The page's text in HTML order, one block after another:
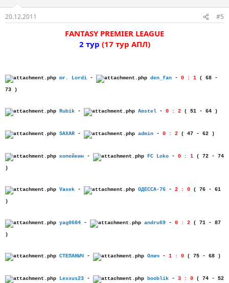
20.12.2011 #5
FANTASY PREMIER LEAGUE
2 тур (17 тур АПЛ)
mr. Lordi - den_fan - 0 : 1 ( 68 -
73 )
Rubik - Amstel - 0 : 2 ( 51 - 64 )
SAXAR - admin - 0 : 2 ( 47 - 62 )
копейкин - FC Loko - 0 : 1 ( 72 - 74
)
Vasek - ОДЕССА-76 - 2 : 0 ( 76 - 61
)
yag0684 - andru69 - 0 : 2 ( 71 - 87
)
СТЕПАНЫЧ - Олич - 1 : 0 ( 75 - 68 )
Lexxus23 - booblik - 3 : 0 ( 74 - 52